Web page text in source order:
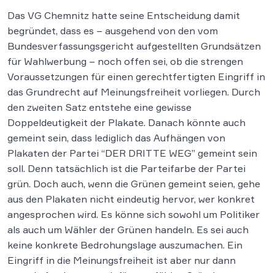
Das VG Chemnitz hatte seine Entscheidung damit
begründet, dass es – ausgehend von den vom
Bundesverfassungsgericht aufgestellten Grundsätzen
für Wahlwerbung – noch offen sei, ob die strengen
Voraussetzungen für einen gerechtfertigten Eingriff in
das Grundrecht auf Meinungsfreiheit vorliegen. Durch
den zweiten Satz entstehe eine gewisse
Doppeldeutigkeit der Plakate. Danach könnte auch
gemeint sein, dass lediglich das Aufhängen von
Plakaten der Partei “DER DRITTE WEG” gemeint sein
soll. Denn tatsächlich ist die Parteifarbe der Partei
grün. Doch auch, wenn die Grünen gemeint seien, gehe
aus den Plakaten nicht eindeutig hervor, wer konkret
angesprochen wird. Es könne sich sowohl um Politiker
als auch um Wähler der Grünen handeln. Es sei auch
keine konkrete Bedrohungslage auszumachen. Ein
Eingriff in die Meinungsfreiheit ist aber nur dann